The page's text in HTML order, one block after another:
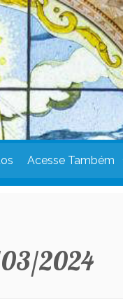
Acesse Também
2024